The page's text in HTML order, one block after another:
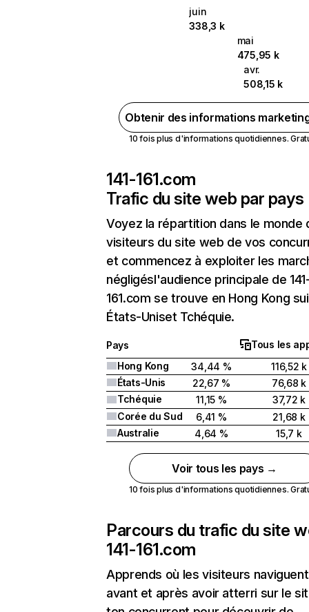
juin
338,3 k
mai
475,95 k
avr.
508,15 k
Obtenir des informations
10 fois plus d'informations quotidiennes.
141-161.com
Trafic du site web par pays
Voyez la répartition dans le monde
visiteurs du site web de vos
et commencez à exploiter les
négligésl'audience principale de
161.com se trouve en Hong Kong
États-Uniset Tchéquie.
Pays
Tous les
Hong Kong
34,44 %
116,52 k
États-Unis
22,67 %
76,68 k
Tchéquie
11,15 %
37,72 k
Corée du Sud
6,41 %
21,68 k
Australie
4,64 % 15,7 k
Voir tous les pays →
10 fois plus d'informations quotidiennes.
Parcours du trafic du site
141-161.com
Apprends où les visiteurs naviguent
avant et après avoir atterri sur le